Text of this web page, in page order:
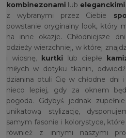
kombinezonami lub
z wybranymi przez Ciebie
powstanie oryginalny look, który
na inne okazje. Chłodniejsze
odzieży wierzchniej, w której
i wiosnę, kurtki lub ciepłe
miłych w dotyku tkanin, odwiedź
dzianina otuli Cię w chłodne dni
nieco lepiej, gdy za oknem
pogoda. Gdybyś jednak
unikatową stylizację,
samym fasonie i kolorystyce,
również z innymi naszymi